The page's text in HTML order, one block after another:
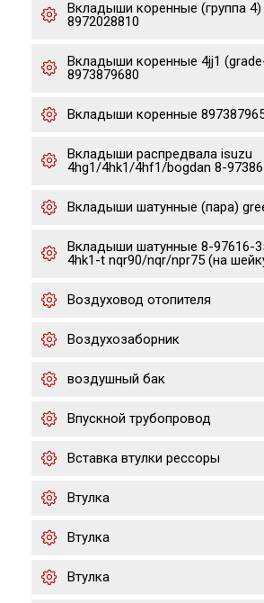
Вкладыши коренные (группа
8972028810
Вкладыши коренные 4jj1
8973879680
Вкладыши коренные
Вкладыши распредвала isuzu
4hg1/4hk1/4hf1/bogdan 8-
Вкладыши шатунные (пара)
Вкладыши шатунные 8-97616-
4hk1-t nqr90/nqr/npr75 (на
Воздуховод отопителя
Воздухозаборник
воздушный бак
Впускной трубопровод
Вставка втулки рессоры
Втулка
Втулка
Втулка